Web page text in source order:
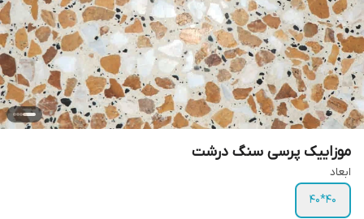
موزاییک پرسی سنگ درشت
ابعاد
40*40